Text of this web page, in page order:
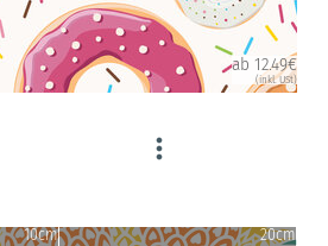
ab 12.49€
(inkl. USt)
10cm 20cm